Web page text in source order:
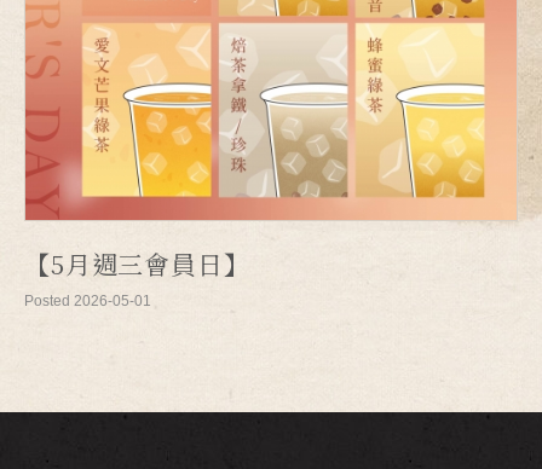
【5月週三會員日】
Posted 2026-05-01